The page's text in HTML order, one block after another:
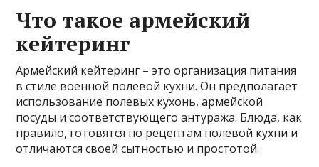
Что такое армейский
кейтеринг
Армейский кейтеринг – это организация питания
в стиле военной полевой кухни. Он предполагает
использование полевых кухонь, армейской
посуды и соответствующего антуража. Блюда, как
правило, готовятся по рецептам полевой кухни и
отличаются своей сытностью и простотой.